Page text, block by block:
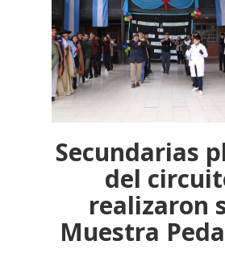
Secundarias
del
realizaron
Muestra